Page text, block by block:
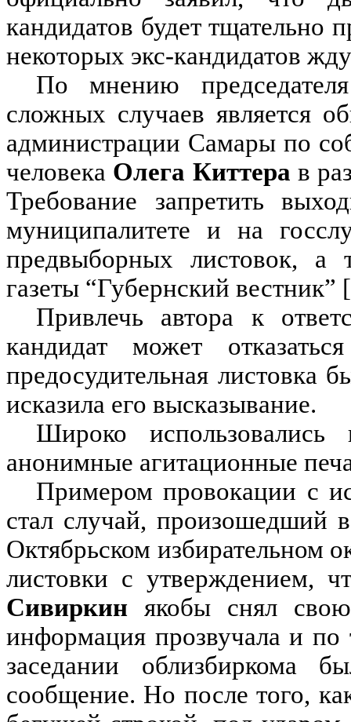
кандидатов будет тщательно
некоторых экс-кандидатов
По мнению
сложных случаев является
администрации Самары по
человека Олега Киттера в
Требование запретить
муниципалитете и на
предвыборных листовок, а
газеты “Губернский вестник” [
Привлечь автора к
кандидат может
предосудительная листовка
исказила его высказывание.
Широко
анонимные агитационные
Примером провокации с
стал случай, произошедший
Октябрьском избирательном
листовки с утверждением,
Сивиркин якобы снял
информация прозвучала и
заседании облизбиркома
сообщение. Но после того,